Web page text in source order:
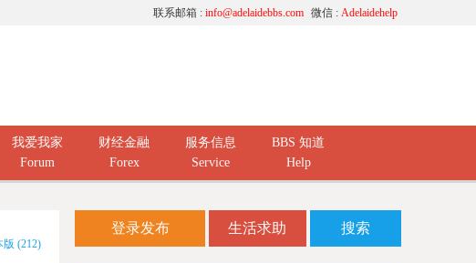
微信 : Adelaidehelp
联系邮箱 : info@adelaidebbs.com
我爱我家
Forum
财经金融
Forex
服务信息
Service
BBS 知道
Help
版 (212)
登录发布 生活求助 搜索